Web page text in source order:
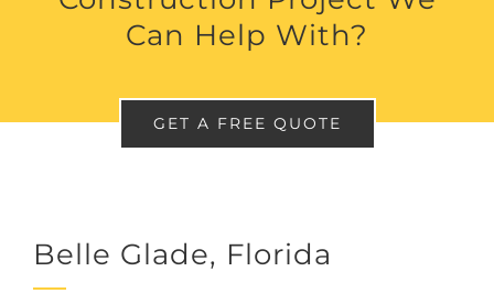
Can Help With?
GET A FREE QUOTE
Belle Glade, Florida